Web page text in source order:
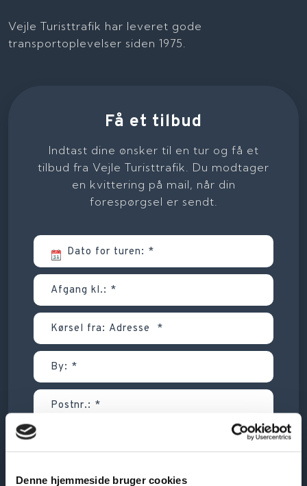
Denne hjemmeside bruger cookies
Vejle Turisttrafik har leveret gode
transportoplevelser siden 1975.
Få et tilbud
Indtast dine ønsker til en tur og få et
tilbud fra Vejle Turisttrafik. Du modtager
en kvittering på mail, når din
forespørgsel er sendt.​